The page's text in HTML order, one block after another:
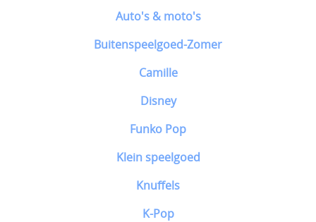
Auto's & moto's
Buitenspeelgoed-Zomer
Camille
Disney
Funko Pop
Klein speelgoed
Knuffels
K-Pop